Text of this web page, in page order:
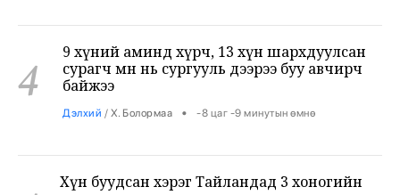
4
сурагч өмнө нь сургууль дээрээ буу авчирч
Дэлхий /Х. Болормаа • -8 цаг -9 минутын өмнө
5
дараа дахин гарлаа
Дэлхий/Х. Болормаа • -7 цаг -56 минутын өмнө